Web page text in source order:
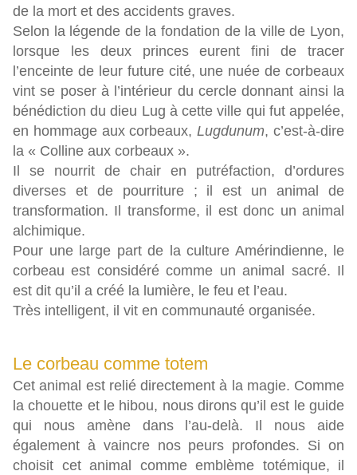
de la mort et des accidents graves.
Selon la légende de la fondation de la ville de Lyon,
lorsque les deux princes eurent fini de tracer
l’enceinte de leur future cité, une nuée de corbeaux
vint se poser à l’intérieur du cercle donnant ainsi la
bénédiction du dieu Lug à cette ville qui fut appelée,
en hommage aux corbeaux,Lugdunum, c’est-à-dire
la « Colline aux corbeaux ».
Il se nourrit de chair en putréfaction, d’ordures
diverses et de pourriture ; il est un animal de
transformation. Il transforme, il est donc un animal
alchimique.
Pour une large part de la culture Amérindienne, le
corbeau est considéré comme un animal sacré. Il
est dit qu’il a créé la lumière, le feu et l’eau.
Très intelligent, il vit en communauté organisée.
Le corbeau comme totem
Cet animal est relié directement à la magie. Comme
la chouette et le hibou, nous dirons qu’il est le guide
qui nous amène dans l’au-delà. Il nous aide
également à vaincre nos peurs profondes. Si on
choisit cet animal comme emblème totémique, il